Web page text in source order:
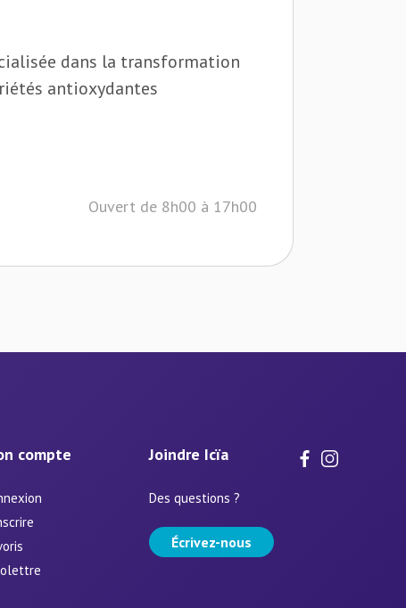
dans la transformation
antioxydantes
Ouvert de 8h00 à 17h00
compte Joindre Icïa
Des questions ?
Écrivez-nous